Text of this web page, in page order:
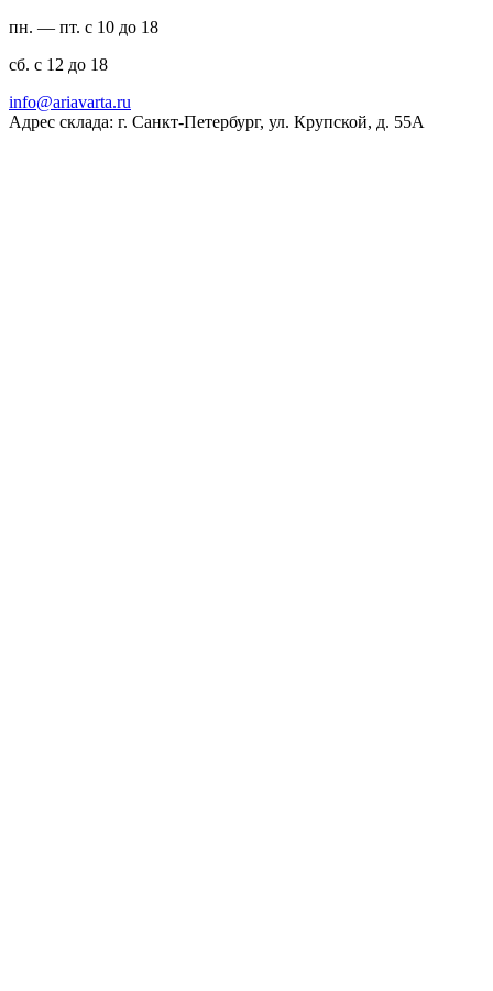
пн. — пт. с 10 до 18
сб. с 12 до 18
ur.atravaira@ofni
Адрес склада: г. Санкт-Петербург, ул. Крупской, д. 55А